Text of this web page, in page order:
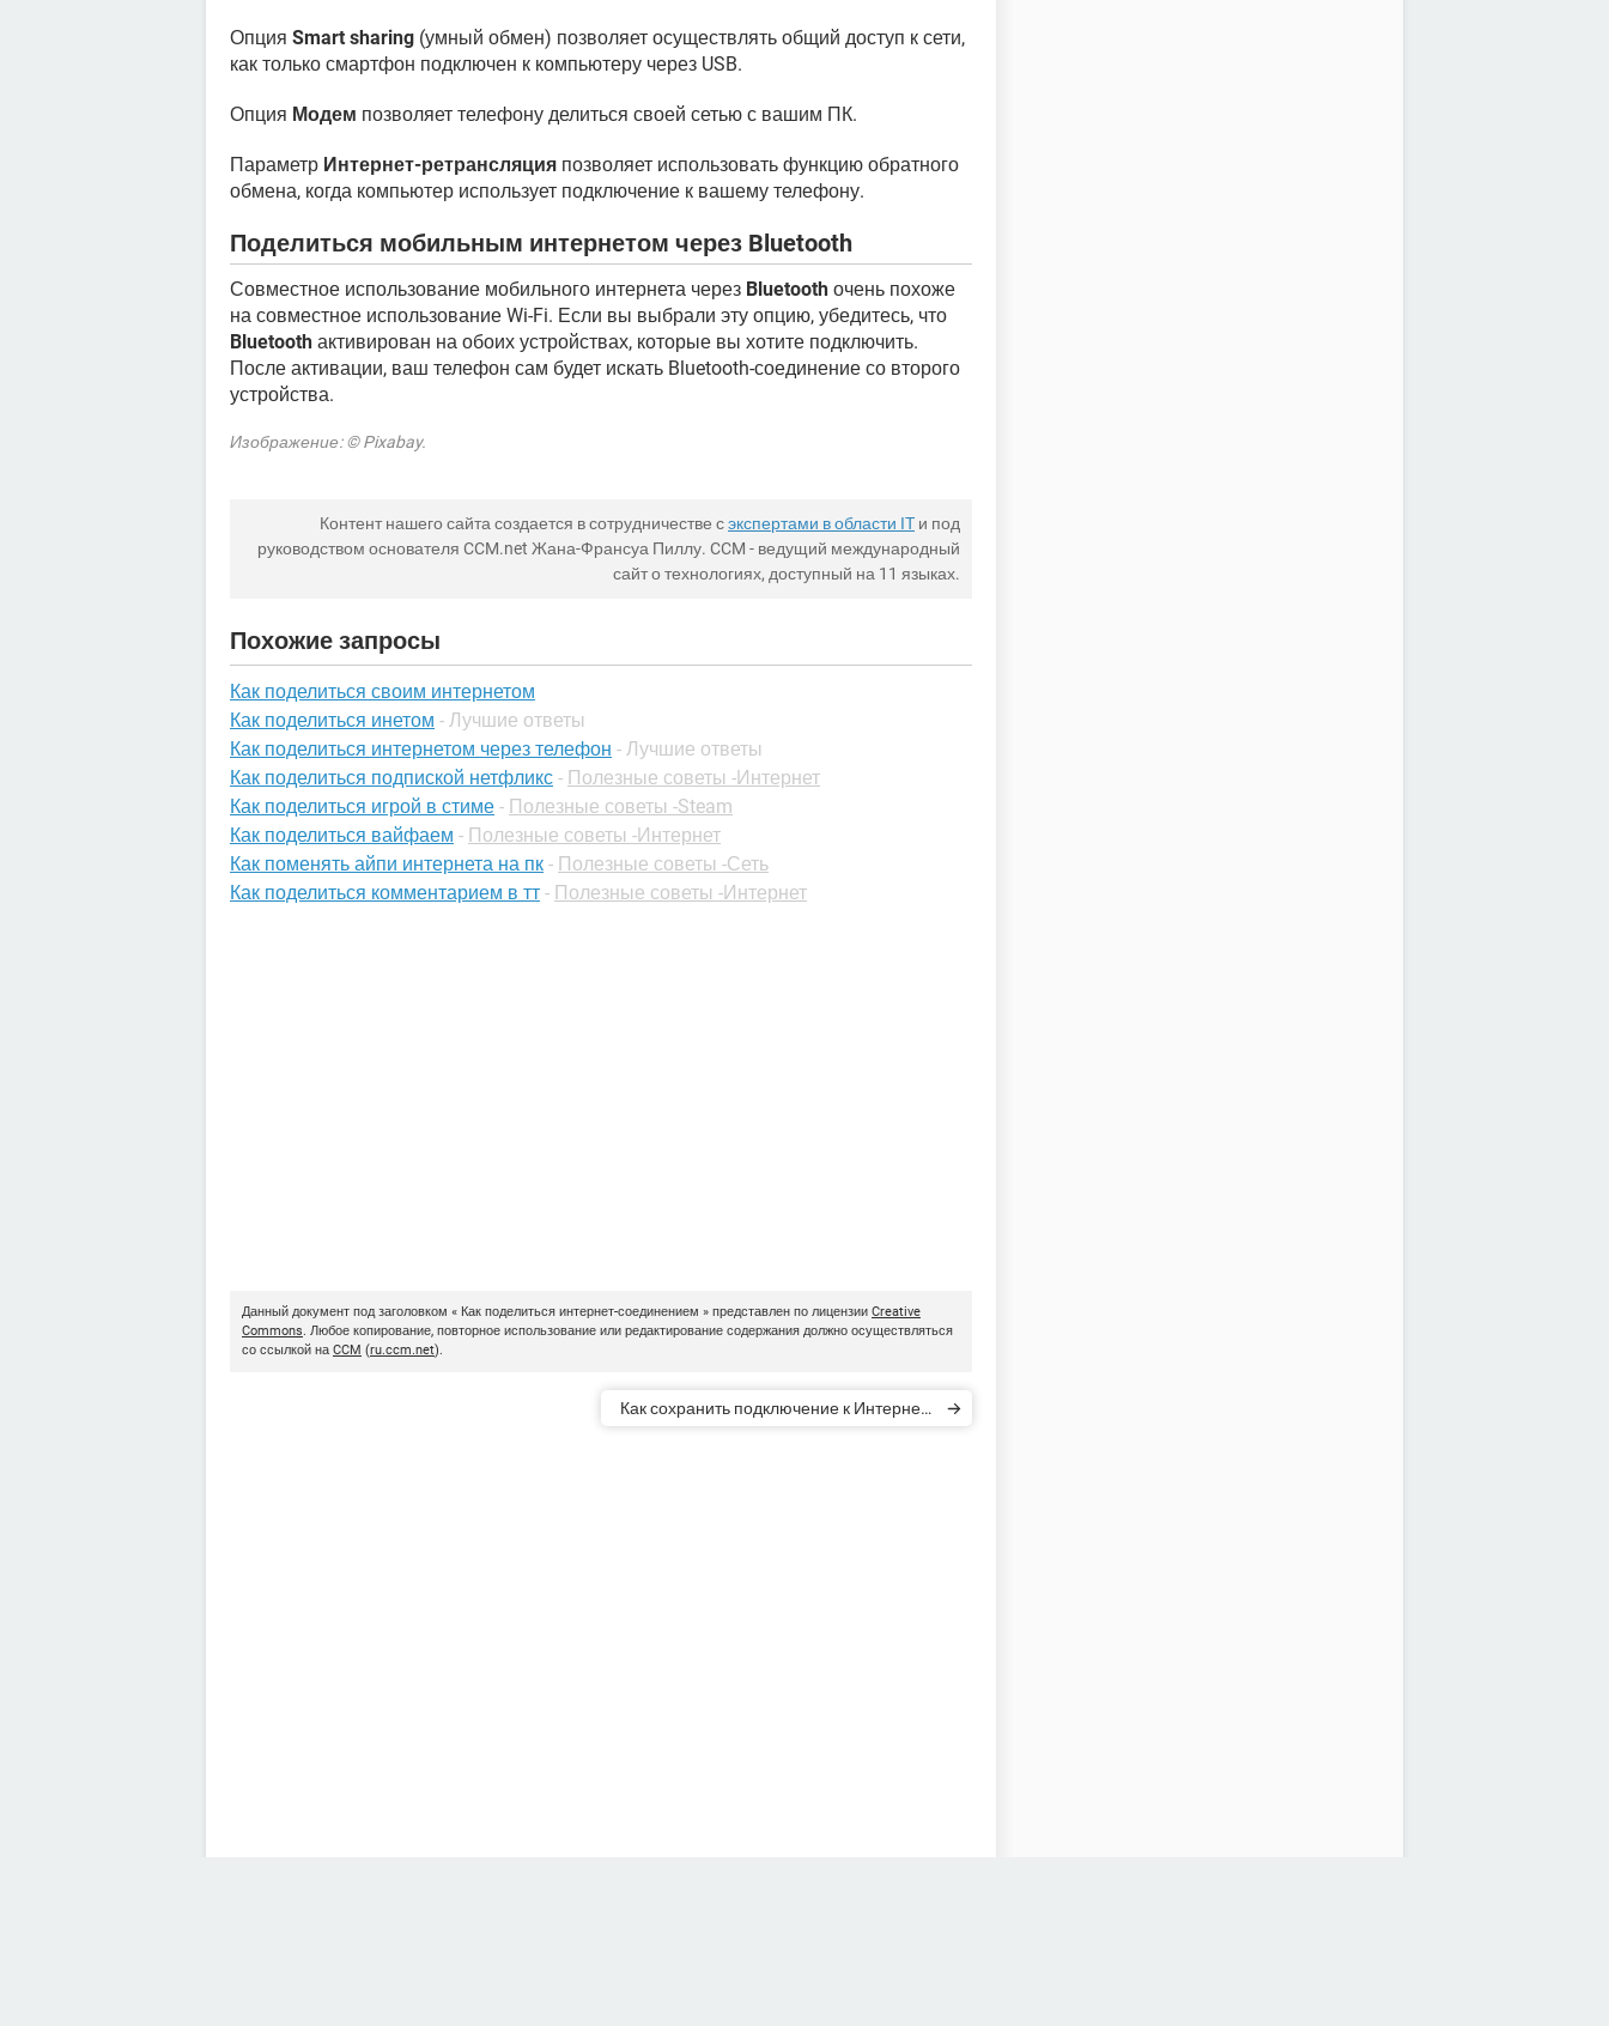
Опция Smart sharing (умный обмен) позволяет осуществлять общий доступ к сети,
как только смартфон подключен к компьютеру через USB.
Опция Модем позволяет телефону делиться своей сетью с вашим ПК.
Параметр Интернет-ретрансляция позволяет использовать функцию обратного
обмена, когда компьютер использует подключение к вашему телефону.
Поделиться мобильным интернетом через Bluetooth
Совместное использование мобильного интернета через Bluetooth очень похоже
на совместное использование Wi-Fi. Если вы выбрали эту опцию, убедитесь, что
Bluetooth активирован на обоих устройствах, которые вы хотите подключить.
После активации, ваш телефон сам будет искать Bluetooth-соединение со второго
устройства.
Изображение: © Pixabay.
Контент нашего сайта создается в сотрудничестве сэкспертами в области IT и под
руководством основателя CCM.net Жана-Франсуа Пиллу. CCM - ведущий международный
сайт о технологиях, доступный на 11 языках.
Похожие запросы
Как поделиться своим интернетом
Как поделиться инетом - Лучшие ответы
Как поделиться интернетом через телефон - Лучшие ответы
Как поделиться подпиской нетфликс - Полезные советы -Интернет
Как поделиться игрой в стиме - Полезные советы -Steam
Как поделиться вайфаем - Полезные советы -Интернет
Как поменять айпи интернета на пк - Полезные советы -Сеть
Как поделиться комментарием в тт - Полезные советы -Интернет
Данный документ под заголовком « Как поделиться интернет-соединением » представлен по лицензии Creative
Commons. Любое копирование, повторное использование или редактирование содержания должно осуществляться
со ссылкой на CCM (ru.ccm.net).
Как сохранить подключение к Интернету